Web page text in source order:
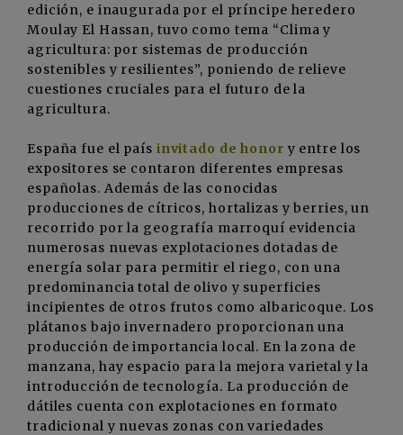
edición, e inaugurada por el príncipe heredero
Moulay El Hassan, tuvo como tema “Clima y
agricultura: por sistemas de producción
sostenibles y resilientes”, poniendo de relieve
cuestiones cruciales para el futuro de la
agricultura.
España fue el país invitado de honor y entre los
expositores se contaron diferentes empresas
españolas. Además de las conocidas
producciones de cítricos, hortalizas y berries, un
recorrido por la geografía marroquí evidencia
numerosas nuevas explotaciones dotadas de
energía solar para permitir el riego, con una
predominancia total de olivo y superficies
incipientes de otros frutos como albaricoque. Los
plátanos bajo invernadero proporcionan una
producción de importancia local. En la zona de
manzana, hay espacio para la mejora varietal y la
introducción de tecnología. La producción de
dátiles cuenta con explotaciones en formato
tradicional y nuevas zonas con variedades